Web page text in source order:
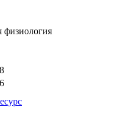
физиология